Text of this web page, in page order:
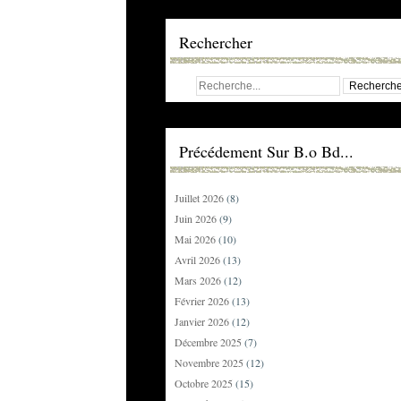
Rechercher
Précédement Sur B.o Bd...
Juillet 2026(8)
Juin 2026(9)
Mai 2026(10)
Avril 2026(13)
Mars 2026(12)
Février 2026(13)
Janvier 2026(12)
Décembre 2025 (7)
Novembre 2025 (12)
Octobre 2025 (15)